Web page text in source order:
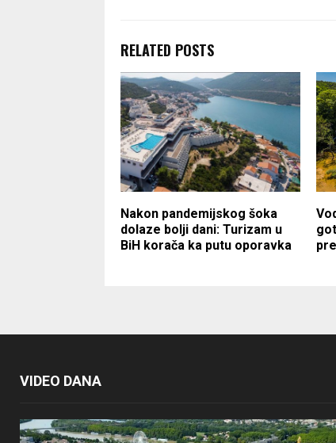
RELATED POSTS
Nakon pandemijskog šoka
dolaze bolji dani: Turizam u
BiH korača ka putu oporavka
VIDEO DANA